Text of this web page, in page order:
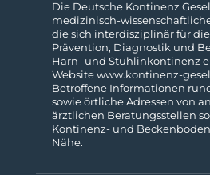
Die Deutsche Kontinenz
medizinisch-
die sich interdisziplinär für
Prävention, Diagnostik und
Harn- und Stuhl­inkontinenz
Website www.kontinenz-
Betroffene Informationen
sowie örtliche Adressen von
ärztlichen Beratungs­stellen
Kontinenz- und
Nähe.